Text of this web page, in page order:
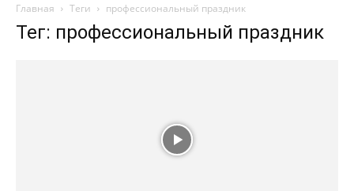
Главная Теги профессиональный праздник
Тег: профессиональный праздник